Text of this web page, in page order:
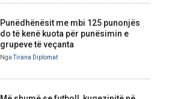
Punëdhënësit me mbi 125 punonjës
do të kenë kuota për punësimin e
grupeve të veçanta
Nga Tirana Diplomat